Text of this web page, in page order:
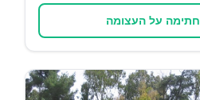
חתימה על העצומה